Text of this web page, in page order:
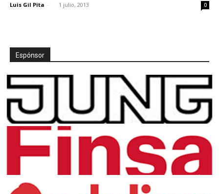
Luis Gil Pita - 1 julio, 2013 0
Espónsor